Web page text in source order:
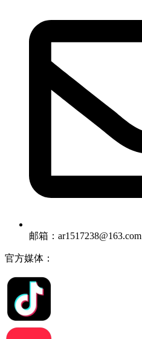
邮箱：ar1517238@163.com
官方媒体：